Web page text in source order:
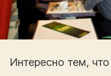
Интересно тем,